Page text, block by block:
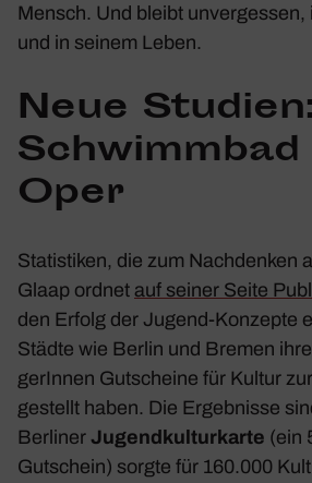
Mensch. Und bleibt unver­gessen,
und in seinem Leben.
Neue Studien:
Oper
Statis­tiken, die zum Nach­denken
Glaap ordnet auf seiner Seite
den Erfolg der Jugend-Konzepte
Städte wie Berlin und Bremen
ge­rInnen Gutscheine für Kultur
gestellt haben. Die Ergeb­nisse
Berliner Jugend­kul­tur­karte (ein
Gutschein) sorgte für 160.000